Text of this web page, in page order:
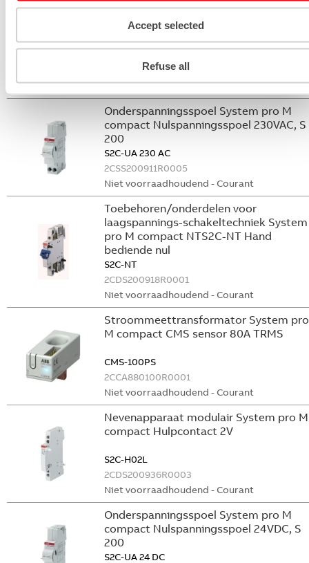
Accept selected
Refuse all
compact Hulpcontact
2CDS200946R0003
Niet voorraadhoudend - Courant
Onderspanningsspoel System pro M
compact Nulspanningsspoel 230VAC, S
200
S2C-UA 230 AC
2CSS200911R0005
Niet voorraadhoudend - Courant
Toebehoren/onderdelen voor
laagspannings-schakeltechniek System
pro M compact NTS2C-NT Hand
bediende nul
S2C-NT
2CDS200918R0001
Niet voorraadhoudend - Courant
Stroommeettransformator System pro
M compact CMS sensor 80A TRMS
CMS-100PS
2CCA880100R0001
Niet voorraadhoudend - Courant
Nevenapparaat modulair System pro M
compact Hulpcontact 2V
S2C-H02L
2CDS200936R0003
Niet voorraadhoudend - Courant
Onderspanningsspoel System pro M
compact Nulspanningsspoel 24VDC, S
200
S2C-UA 24 DC